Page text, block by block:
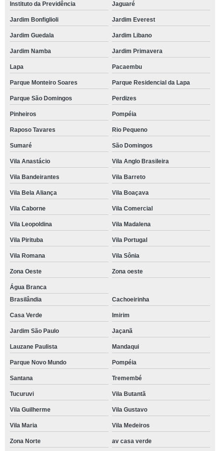
Instituto da Previdência Jaguaré
Jardim Bonfiglioli Jardim Everest
Jardim Guedala Jardim Libano
Jardim Namba Jardim Primavera
Lapa Pacaembu
Parque Monteiro Soares Parque Residencial da Lapa
Parque São Domingos Perdizes
Pinheiros Pompéia
Raposo Tavares Rio Pequeno
Sumaré São Domingos
Vila Anastácio Vila Anglo Brasileira
Vila Bandeirantes Vila Barreto
Vila Bela Aliança Vila Boaçava
Vila Caborne Vila Comercial
Vila Leopoldina Vila Madalena
Vila Pirituba Vila Portugal
Vila Romana Vila Sônia
Zona Oeste Zona oeste
Água Branca
Brasilândia
Cachoeirinha
Casa Verde Imirim
Jardim São Paulo Jaçanã
Lauzane Paulista Mandaqui
Parque Novo Mundo Pompéia
Santana Tremembé
Tucuruvi Vila Butantã
Vila Guilherme Vila Gustavo
Vila Maria Vila Medeiros
Zona Norte av casa verde